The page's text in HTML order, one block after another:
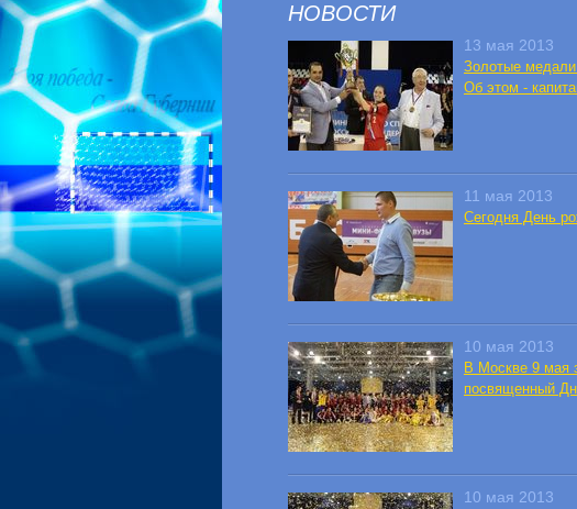
НОВОСТИ
13 мая 2013
Золотые
Об этом -
11 мая 2013
Сегодня День
10 мая 2013
В Москве 9 мая
посвященный
10 мая 2013